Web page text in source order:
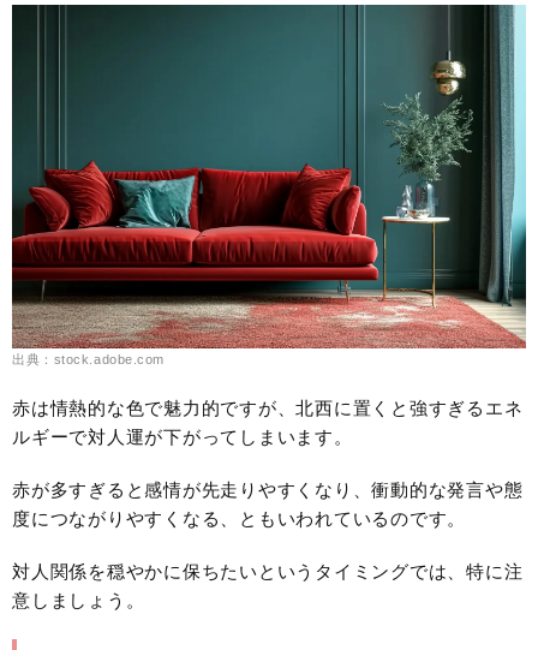
出典：stock.adobe.com
赤は情熱的な色で魅力的ですが、北西に置くと強すぎるエネ
ルギーで対人運が下がってしまいます。
赤が多すぎると感情が先走りやすくなり、衝動的な発言や態
度につながりやすくなる、ともいわれているのです。
対人関係を穏やかに保ちたいというタイミングでは、特に注
意しましょう。